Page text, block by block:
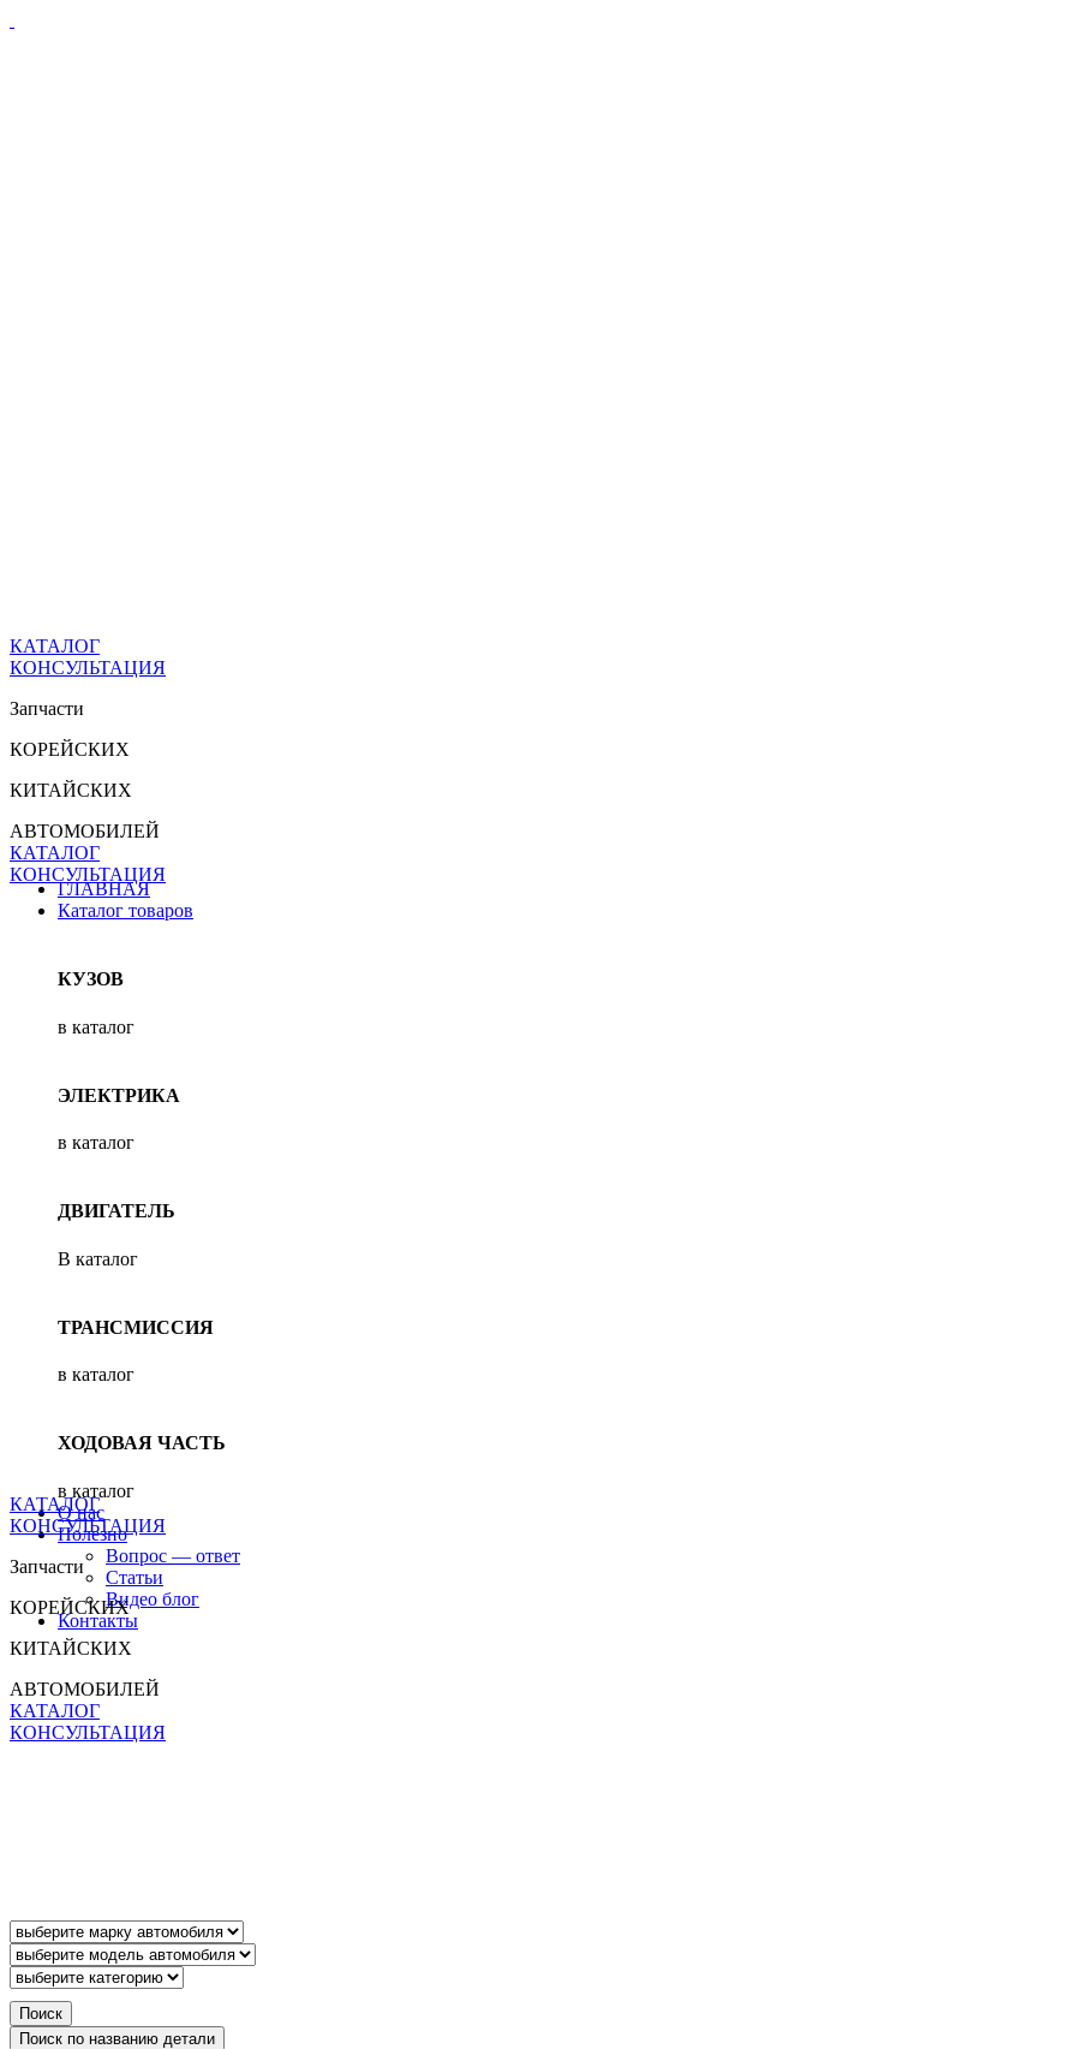
ГЛАВНАЯ
Каталог товаров
КУЗОВ
в каталог
ЭЛЕКТРИКА
в каталог
ДВИГАТЕЛЬ
В каталог
ТРАНСМИССИЯ
в каталог
ХОДОВАЯ ЧАСТЬ
в каталог
О нас
Полезно
Вопрос — ответ
Статьи
Видео блог
Контакты
КАТАЛОГ
КОНСУЛЬТАЦИЯ
Запчасти
КОРЕЙСКИХ
КИТАЙСКИХ
АВТОМОБИЛЕЙ
КАТАЛОГ
КОНСУЛЬТАЦИЯ
КАТАЛОГ
КОНСУЛЬТАЦИЯ
Запчасти
КОРЕЙСКИХ
КИТАЙСКИХ
АВТОМОБИЛЕЙ
КАТАЛОГ
КОНСУЛЬТАЦИЯ
Поиск
Поиск по названию детали